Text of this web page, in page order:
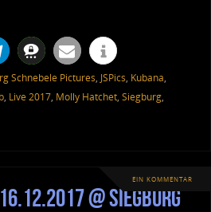
Schnebele Pictures, JSPics, Kubana,
, Live 2017, Molly Hatchet, Siegburg,
EIN KOMMENTAR
@ Siegburg